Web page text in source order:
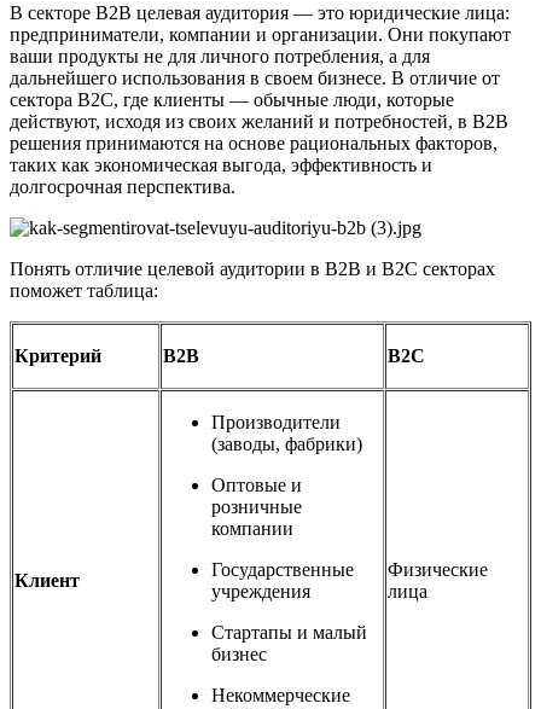
В секторе B2B целевая аудитория — это юридические лица:
предприниматели, компании и организации. Они покупают
ваши продукты не для личного потребления, а для
дальнейшего использования в своем бизнесе. В отличие от
сектора B2C, где клиенты — обычные люди, которые
действуют, исходя из своих желаний и потребностей, в B2B
решения принимаются на основе рациональных факторов,
таких как экономическая выгода, эффективность и
долгосрочная перспектива.
Понять отличие целевой аудитории в В2В и В2С секторах
поможет таблица:
Критерий В2В В2С
Клиент
Производители
(заводы, фабрики)
Оптовые и
розничные
компании
Государственные
учреждения
Стартапы и малый
бизнес
Некоммерческие
Физические
лица